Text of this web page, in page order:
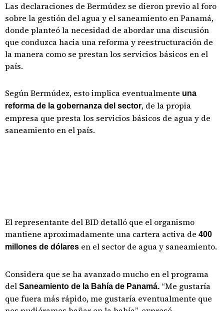
Las declaraciones de Bermúdez se dieron previo al foro
sobre la gestión del agua y el saneamiento en Panamá,
donde planteó la necesidad de abordar una discusión
que conduzca hacia una reforma y reestructuración de
la manera como se prestan los servicios básicos en el
país.
Según Bermúdez, esto implica eventualmente una
reforma de la gobernanza del sector, de la propia
empresa que presta los servicios básicos de agua y de
saneamiento en el país.
El representante del BID detalló que el organismo
mantiene aproximadamente una cartera activa de 400
millones de dólares en el sector de agua y saneamiento.
Considera que se ha avanzado mucho en el programa
del Saneamiento de la Bahía de Panamá. “Me gustaría
que fuera más rápido, me gustaría eventualmente que